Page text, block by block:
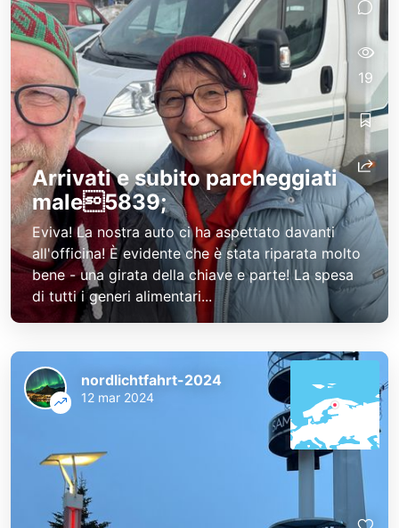
Arrivati e subito parcheggiati
male5839;
Eviva! La nostra auto ci ha aspettato davanti
all'officina! È evidente che è stata riparata molto
bene - una girata della chiave e parte! La spesa
di tutti i generi alimentari...
19
nordlichtfahrt-2024
12 mar 2024